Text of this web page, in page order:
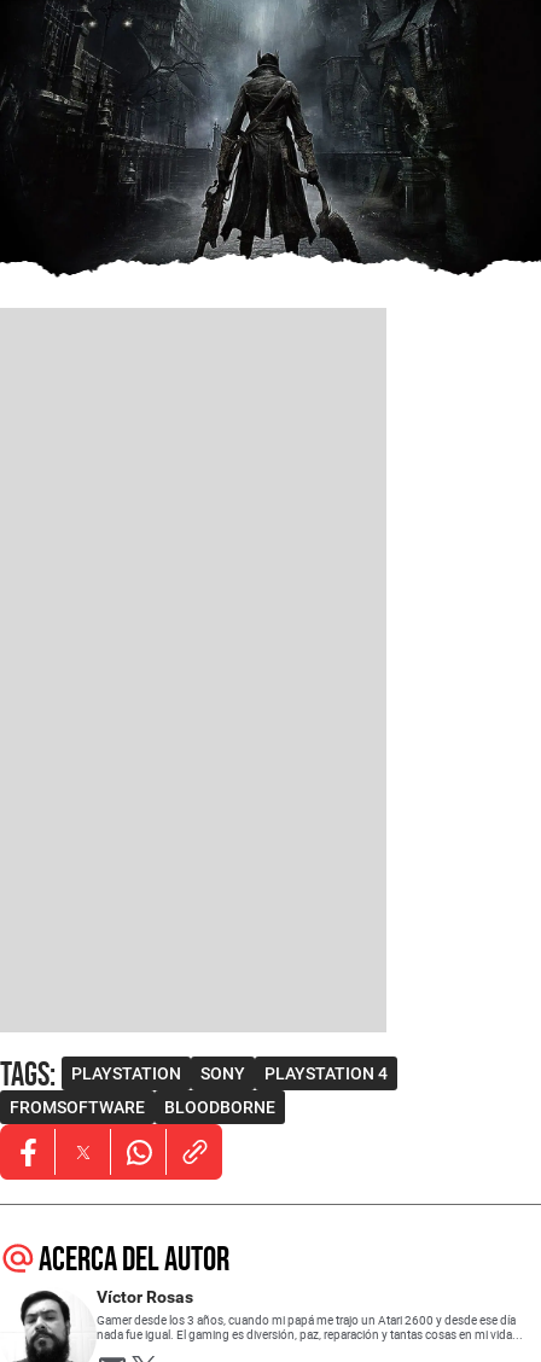
Tags: PLAYSTATION SONY
PLAYSTATION 4
FROMSOFTWARE
BLOODBORNE
Opens in new window
Opens in new window
Opens in new window
Acerca del autor
Víctor Rosas
Gamer desde los 3 años, cuando mi papá me trajo un Atari 2600 y desde ese día
nada fue igual. El gaming es diversión, paz, reparación y tantas cosas en mi vida...